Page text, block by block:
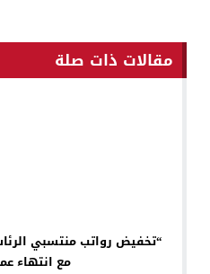
مقالات ذات صلة
“تخفيض رواتب منتسبي
مع انتهاء